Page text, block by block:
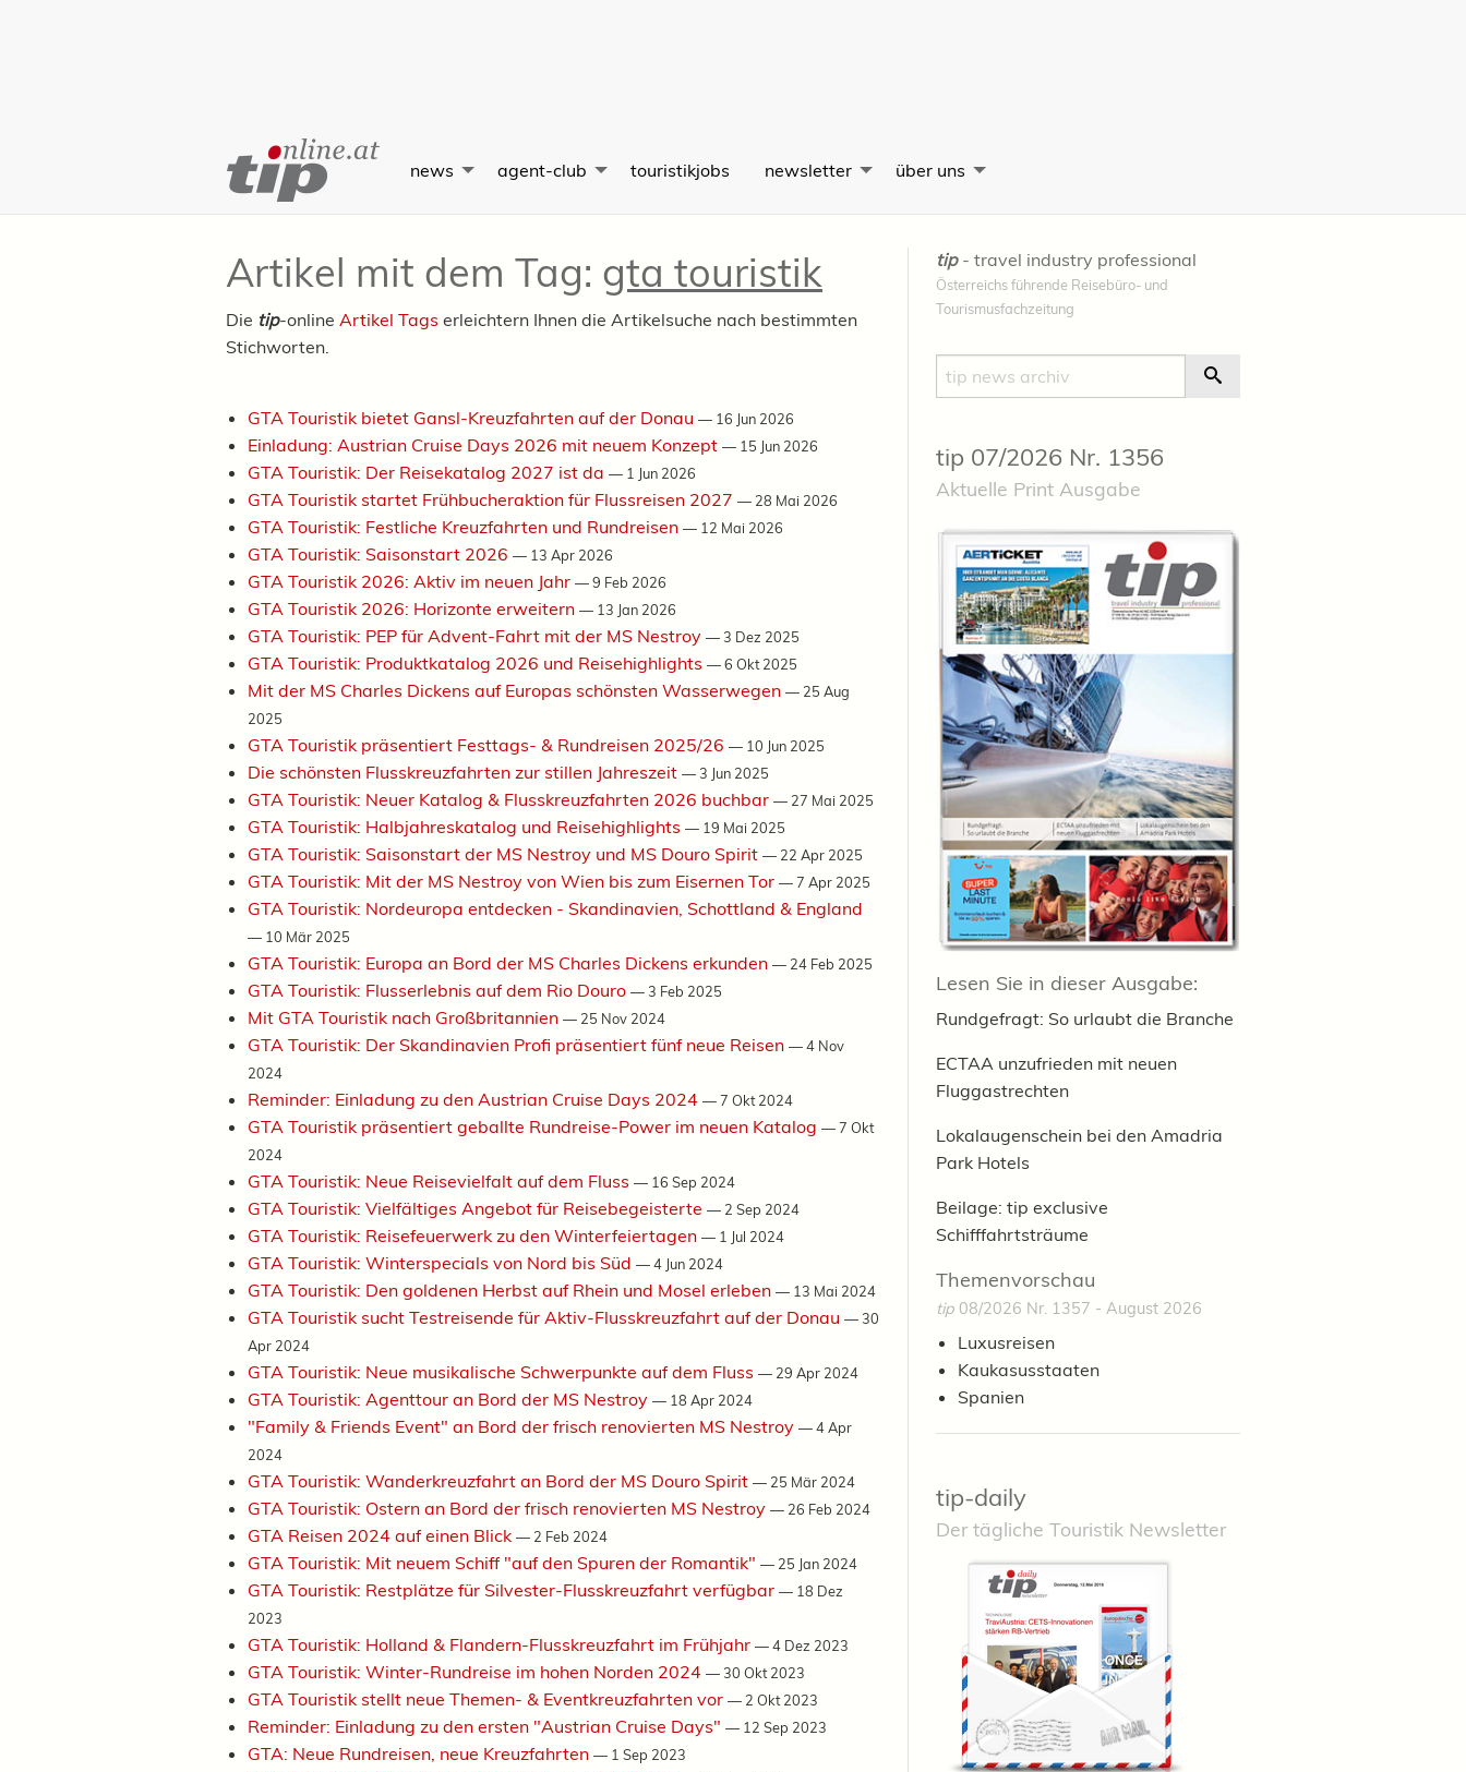
Content
news agent-club touristikjobs newsletter über uns
Artikel mit dem Tag: gta touristik
Die tip-online Artikel Tags erleichtern Ihnen die Artikelsuche nach bestimmten
Stichworten.
GTA Touristik bietet Gansl-Kreuzfahrten auf der Donau — 16 Jun 2026
Einladung: Austrian Cruise Days 2026 mit neuem Konzept — 15 Jun 2026
GTA Touristik: Der Reisekatalog 2027 ist da — 1 Jun 2026
GTA Touristik startet Frühbucheraktion für Flussreisen 2027 — 28 Mai 2026
GTA Touristik: Festliche Kreuzfahrten und Rundreisen — 12 Mai 2026
GTA Touristik: Saisonstart 2026 — 13 Apr 2026
GTA Touristik 2026: Aktiv im neuen Jahr —9 Feb 2026
GTA Touristik 2026: Horizonte erweitern — 13 Jan 2026
GTA Touristik: PEP für Advent-Fahrt mit der MS Nestroy —3 Dez 2025
GTA Touristik: Produktkatalog 2026 und Reisehighlights —6 Okt 2025
Mit der MS Charles Dickens auf Europas schönsten Wasserwegen — 25 Aug
2025
GTA Touristik präsentiert Festtags- & Rundreisen 2025/26 — 10 Jun 2025
Die schönsten Flusskreuzfahrten zur stillen Jahreszeit —3 Jun 2025
GTA Touristik: Neuer Katalog & Flusskreuzfahrten 2026 buchbar — 27 Mai 2025
GTA Touristik: Halbjahreskatalog und Reisehighlights — 19 Mai 2025
GTA Touristik: Saisonstart der MS Nestroy und MS Douro Spirit — 22 Apr 2025
GTA Touristik: Mit der MS Nestroy von Wien bis zum Eisernen Tor —7 Apr 2025
GTA Touristik: Nordeuropa entdecken - Skandinavien, Schottland & England
— 10 Mär 2025
GTA Touristik: Europa an Bord der MS Charles Dickens erkunden — 24 Feb 2025
GTA Touristik: Flusserlebnis auf dem Rio Douro —3 Feb 2025
Mit GTA Touristik nach Großbritannien — 25 Nov 2024
GTA Touristik: Der Skandinavien Profi präsentiert fünf neue Reisen —4 Nov
2024
Reminder: Einladung zu den Austrian Cruise Days 2024 —7 Okt 2024
GTA Touristik präsentiert geballte Rundreise-Power im neuen Katalog —7 Okt
2024
GTA Touristik: Neue Reisevielfalt auf dem Fluss — 16 Sep 2024
GTA Touristik: Vielfältiges Angebot für Reisebegeisterte — 2 Sep 2024
GTA Touristik: Reisefeuerwerk zu den Winterfeiertagen — 1 Jul 2024
GTA Touristik: Winterspecials von Nord bis Süd —4 Jun 2024
GTA Touristik: Den goldenen Herbst auf Rhein und Mosel erleben — 13 Mai 2024
GTA Touristik sucht Testreisende für Aktiv-Flusskreuzfahrt auf der Donau —30
Apr 2024
GTA Touristik: Neue musikalische Schwerpunkte auf dem Fluss — 29 Apr 2024
GTA Touristik: Agenttour an Bord der MS Nestroy — 18 Apr 2024
"Family & Friends Event" an Bord der frisch renovierten MS Nestroy —4 Apr
2024
GTA Touristik: Wanderkreuzfahrt an Bord der MS Douro Spirit — 25 Mär 2024
GTA Touristik: Ostern an Bord der frisch renovierten MS Nestroy — 26 Feb 2024
GTA Reisen 2024 auf einen Blick — 2 Feb 2024
GTA Touristik: Mit neuem Schiff "auf den Spuren der Romantik" — 25 Jan 2024
GTA Touristik: Restplätze für Silvester-Flusskreuzfahrt verfügbar — 18 Dez
2023
GTA Touristik: Holland & Flandern-Flusskreuzfahrt im Frühjahr —4 Dez 2023
GTA Touristik: Winter-Rundreise im hohen Norden 2024 —30 Okt 2023
GTA Touristik stellt neue Themen- & Eventkreuzfahrten vor — 2 Okt 2023
Reminder: Einladung zu den ersten "Austrian Cruise Days" — 12 Sep 2023
GTA: Neue Rundreisen, neue Kreuzfahrten — 1 Sep 2023
tip- travel industry professional
Österreichs führende Reisebüro- und
Tourismusfachzeitung
Suche
tip 07/2026 Nr. 1356
Aktuelle Print Ausgabe
Lesen Sie in dieser Ausgabe:
Rundgefragt: So urlaubt die Branche
ECTAA unzufrieden mit neuen
Fluggastrechten
Lokalaugenschein bei den Amadria
Park Hotels
Beilage: tip exclusive
Schifffahrtsträume
Themenvorschau
tip 08/2026 Nr. 1357 - August 2026
Luxusreisen
Kaukasusstaaten
Spanien
tip-daily
Der tägliche Touristik Newsletter